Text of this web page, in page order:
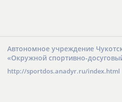
Автономное учреждение
«Окружной спортивно-
http://sportdos.anadyr.ru/index.html